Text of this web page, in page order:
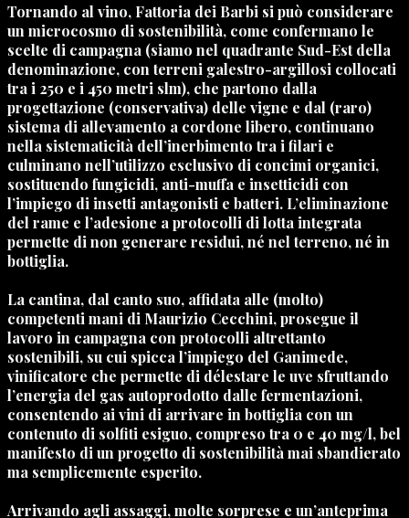
Tornando al vino, Fattoria dei Barbi si può considerare
un microcosmo di sostenibilità, come confermano le
scelte di campagna (siamo nel quadrante Sud-Est della
denominazione, con terreni galestro-argillosi collocati
tra i 250 e i 450 metri slm), che partono dalla
progettazione (conservativa) delle vigne e dal (raro)
sistema di allevamento a cordone libero, continuano
nella sistematicità dell’inerbimento tra i filari e
culminano nell’utilizzo esclusivo di concimi organici,
sostituendo fungicidi, anti-muffa e insetticidi con
l’impiego di insetti antagonisti e batteri. L’eliminazione
del rame e l’adesione a protocolli di lotta integrata
permette di non generare residui, né nel terreno, né in
bottiglia.
La cantina, dal canto suo, affidata alle (molto)
competenti mani di Maurizio Cecchini, prosegue il
lavoro in campagna con protocolli altrettanto
sostenibili, su cui spicca l’impiego del Ganimede,
vinificatore che permette di délestare le uve sfruttando
l’energia del gas autoprodotto dalle fermentazioni,
consentendo ai vini di arrivare in bottiglia con un
contenuto di solfiti esiguo, compreso tra 0 e 40 mg/l, bel
manifesto di un progetto di sostenibilità mai sbandierato
ma semplicemente esperito.
Arrivando agli assaggi, molte sorprese e un’anteprima